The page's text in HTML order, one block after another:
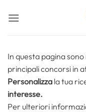
In questa pagina
principali concorsi in
Personalizza la tua
interesse.
Per ulteriori